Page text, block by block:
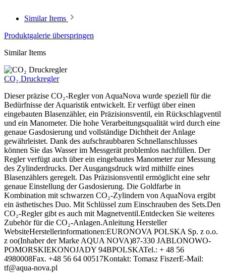
Similar Items
Produktgalerie überspringen
Similar Items
CO₂ Druckregler
Dieser präzise CO₂-Regler von AquaNova wurde speziell für die
Bedürfnisse der Aquaristik entwickelt. Er verfügt über einen
eingebauten Blasenzähler, ein Präzisionsventil, ein Rückschlagventil
und ein Manometer. Die hohe Verarbeitungsqualität wird durch eine
genaue Gasdosierung und vollständige Dichtheit der Anlage
gewährleistet. Dank des aufschraubbaren Schnellanschlusses
können Sie das Wasser im Messgerät problemlos nachfüllen. Der
Regler verfügt auch über ein eingebautes Manometer zur Messung
des Zylinderdrucks. Der Ausgangsdruck wird mithilfe eines
Blasenzählers geregelt. Das Präzisionsventil ermöglicht eine sehr
genaue Einstellung der Gasdosierung. Die Goldfarbe in
Kombination mit schwarzen CO₂-Zylindern von AquaNova ergibt
ein ästhetisches Duo. Mit Schlüssel zum Einschrauben des Sets.Den
CO₂-Regler gibt es auch mit Magnetventil.Entdecken Sie weiteres
Zubehör für die CO₂-Anlagen.Anleitung Hersteller
WebsiteHerstellerinformationen:EURONOVA POLSKA Sp. z o.o.
z oo(Inhaber der Marke AQUA NOVA)87-330 JABLONOWO-
POMORSKIEKONOJADY 94BPOLSKATel.: + 48 56
4980008Fax. +48 56 64 00517Kontakt: Tomasz FiszerE-Mail:
tf@aqua-nova.pl